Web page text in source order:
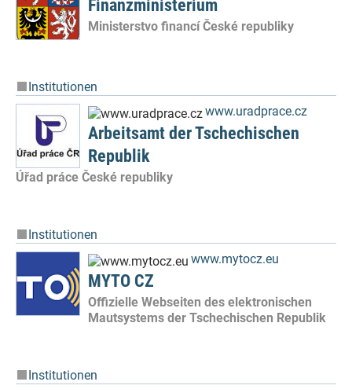
Ministerstvo financí České republiky
Institutionen
www.uradprace.cz
Arbeitsamt der Tschechischen
Republik
Úřad práce České republiky
Institutionen
www.mytocz.eu
MYTO CZ
Offizielle Webseiten des elektronischen
Mautsystems der Tschechischen Republik
Institutionen